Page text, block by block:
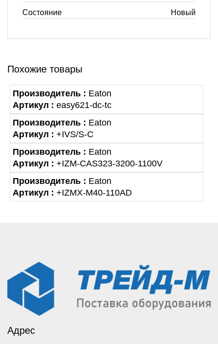
Состояние Новый
Похожие товары
Производитель : Eaton
Артикул : easy621-dc-tc
Производитель : Eaton
Артикул : +IVS/S-C
Производитель : Eaton
Артикул : +IZM-CAS323-3200-1100V
Производитель : Eaton
Артикул : +IZMX-M40-110AD
Адрес